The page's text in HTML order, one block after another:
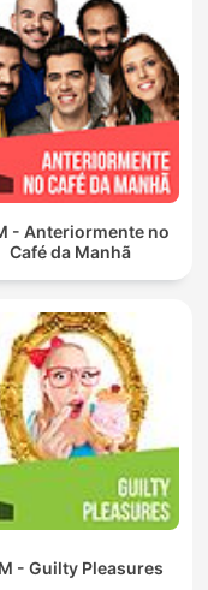
- Anteriormente no
Café da Manhã
- Guilty Pleasures